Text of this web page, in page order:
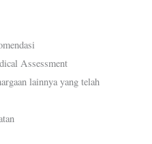
Assessment
lainnya yang telah